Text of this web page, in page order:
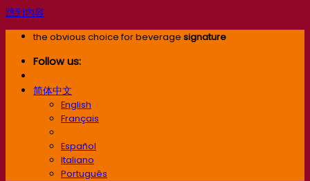
跳到内容
the obvious choice for beverage signature
Follow us:
简体中文
English
Français
Español
Italiano
Português